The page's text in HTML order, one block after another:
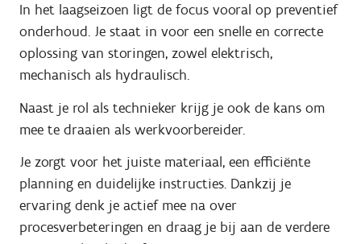
In het laagseizoen ligt de focus vooral op preventief
onderhoud. Je staat in voor een snelle en correcte
oplossing van storingen, zowel elektrisch,
mechanisch als hydraulisch.
Naast je rol als technieker krijg je ook de kans om
mee te draaien als werkvoorbereider.
Je zorgt voor het juiste materiaal, een efficiënte
planning en duidelijke instructies. Dankzij je
ervaring denk je actief mee na over
procesverbeteringen en draag je bij aan de verdere